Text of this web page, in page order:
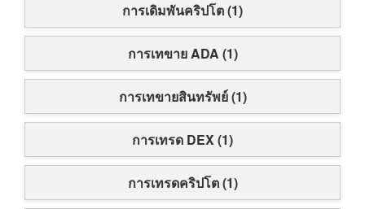
การเดิมพันคริปโต (1)
การเทขาย ADA (1)
การเทขายสินทรัพย์ (1)
การเทรด DEX (1)
การเทรดคริปโต (1)